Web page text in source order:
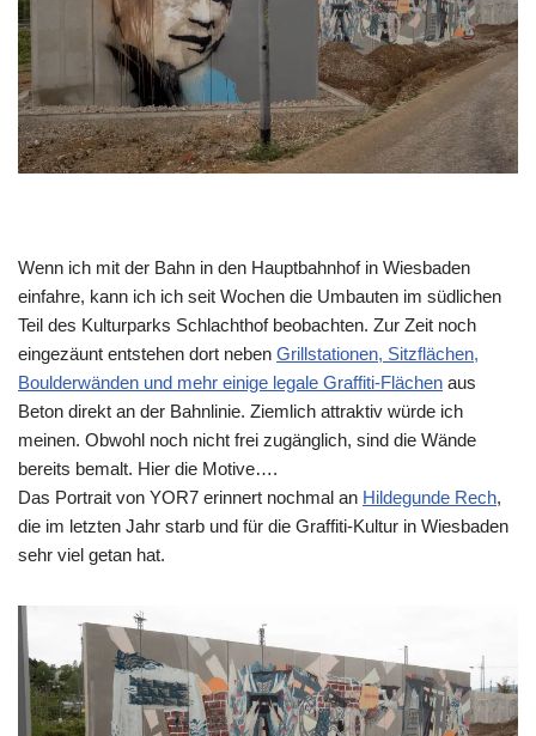
Wenn ich mit der Bahn in den Hauptbahnhof in Wiesbaden
einfahre, kann ich ich seit Wochen die Umbauten im südlichen
Teil des Kulturparks Schlachthof beobachten. Zur Zeit noch
eingezäunt entstehen dort neben Grillstationen, Sitzflächen,
Boulderwänden und mehr einige legale Graffiti-Flächen aus
Beton direkt an der Bahnlinie. Ziemlich attraktiv würde ich
meinen. Obwohl noch nicht frei zugänglich, sind die Wände
bereits bemalt. Hier die Motive….
Das Portrait von YOR7 erinnert nochmal an Hildegunde Rech,
die im letzten Jahr starb und für die Graffiti-Kultur in Wiesbaden
sehr viel getan hat.